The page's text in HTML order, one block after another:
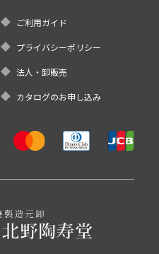
ご利用ガイド
プライバシーポリシー
法人・卸販売
カタログのお申し込み